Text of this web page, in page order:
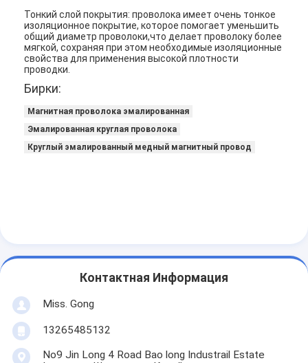
О нас
Свяжитесь с нами
Тонкий слой покрытия: проволока имеет очень тонкое
изоляционное покрытие, которое помогает уменьшить
общий диаметр проволоки,что делает проволоку более
мягкой, сохраняя при этом необходимые изоляционные
свойства для применения высокой плотности
проводки.
Бирки:
Магнитная проволока эмалированная
Эмалированная круглая проволока
Круглый эмалированный медный магнитный провод
Контактная Информация
Miss. Gong
13265485132
No9 Jin Long 4 Road Bao long Industrail Estate